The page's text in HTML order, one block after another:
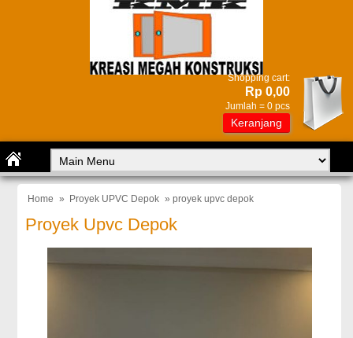
Shopping cart:
Rp 0,00
Jumlah = 0 pcs
Keranjang
Home » Proyek UPVC Depok » proyek upvc depok
Proyek Upvc Depok